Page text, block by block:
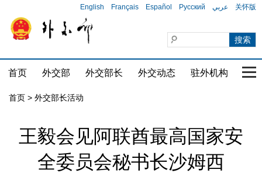
English Français Español Русский عربي 关怀版
首页 外交部 外交部长 外交动态 驻外机构 国
首页 > 外交部长活动
王毅会见阿联酋最高国家安
全委员会秘书长沙姆西